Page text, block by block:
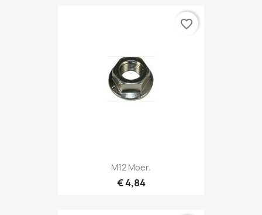
M12 Moer.
€ 4,84
favorite_border